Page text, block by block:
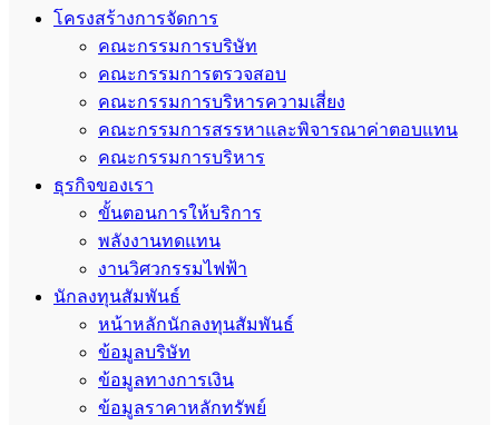
โครงสร้างการจัดการ
คณะกรรมการบริษัท
คณะกรรมการตรวจสอบ
คณะกรรมการบริหารความเสี่ยง
คณะกรรมการสรรหาและพิจารณาค่าตอบแทน
คณะกรรมการบริหาร
ธุรกิจของเรา
ขั้นตอนการให้บริการ
พลังงานทดแทน
งานวิศวกรรมไฟฟ้า
นักลงทุนสัมพันธ์
หน้าหลักนักลงทุนสัมพันธ์
ข้อมูลบริษัท
ข้อมูลทางการเงิน
ข้อมูลราคาหลักทรัพย์